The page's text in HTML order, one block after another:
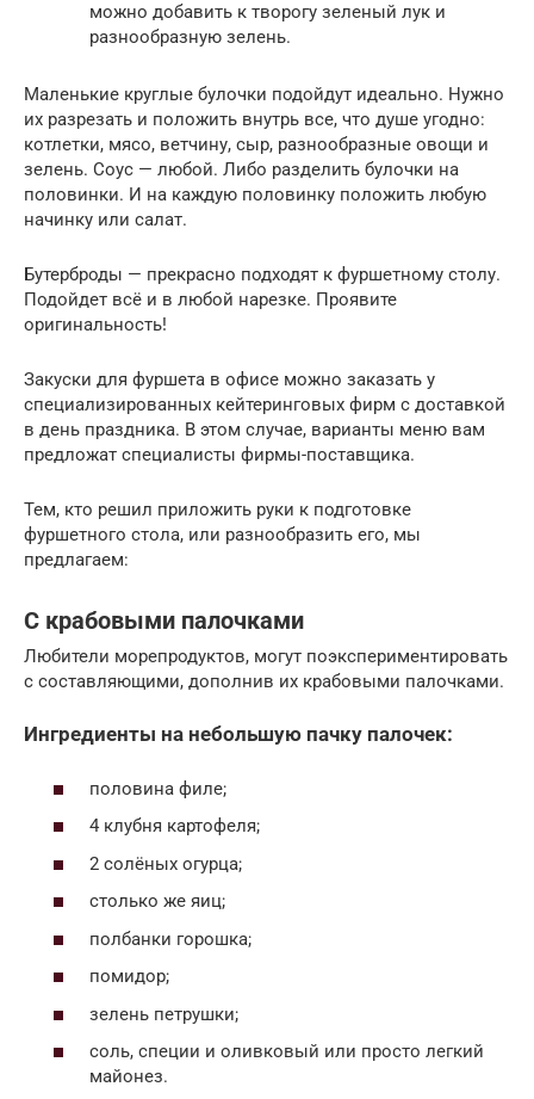
можно добавить к творогу зеленый лук и
разнообразную зелень.
Маленькие круглые булочки подойдут идеально. Нужно
их разрезать и положить внутрь все, что душе угодно:
котлетки, мясо, ветчину, сыр, разнообразные овощи и
зелень. Соус — любой. Либо разделить булочки на
половинки. И на каждую половинку положить любую
начинку или салат.
Бутерброды — прекрасно подходят к фуршетному столу.
Подойдет всё и в любой нарезке. Проявите
оригинальность!
Закуски для фуршета в офисе можно заказать у
специализированных кейтеринговых фирм с доставкой
в день праздника. В этом случае, варианты меню вам
предложат специалисты фирмы-поставщика.
Тем, кто решил приложить руки к подготовке
фуршетного стола, или разнообразить его, мы
предлагаем:
С крабовыми палочками
Любители морепродуктов, могут поэкспериментировать
с составляющими, дополнив их крабовыми палочками.
Ингредиенты на небольшую пачку палочек:
половина филе;
4 клубня картофеля;
2 солёных огурца;
столько же яиц;
полбанки горошка;
помидор;
зелень петрушки;
соль, специи и оливковый или просто легкий
майонез.